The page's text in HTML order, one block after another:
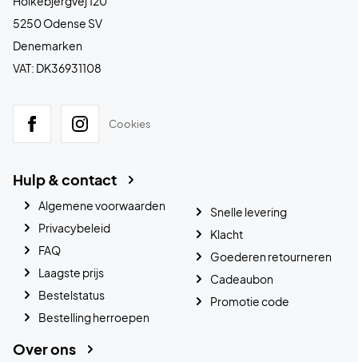
5250 Odense SV
Denemarken
VAT: DK36931108
Cookies
Hulp & contact
Algemene voorwaarden
Privacybeleid
FAQ
Laagste prijs
Bestelstatus
Bestelling herroepen
Snelle levering
Klacht
Goederen retourneren
Cadeaubon
Promotie code
Over ons